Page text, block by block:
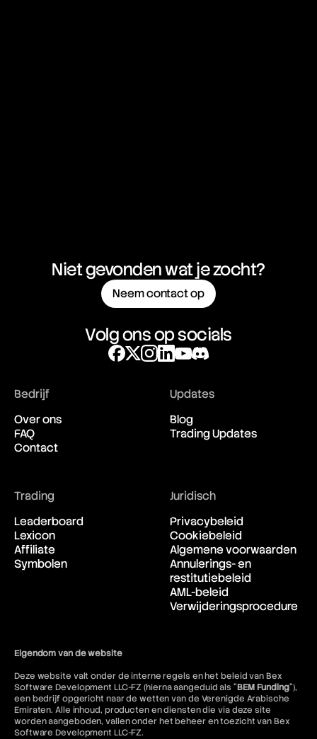
Niet gevonden wat je zocht?
Neem contact op
Volg ons op socials
Bedrijf
Over ons
FAQ
Contact
Updates
Blog
Trading Updates
Trading
Leaderboard
Lexicon
Affiliate
Symbolen
Juridisch
Privacybeleid
Cookiebeleid
Algemene voorwaarden
Annulerings- en
restitutiebeleid
AML-beleid
Verwijderingsprocedure
Eigendom van de website
Deze website valt onder de interne regels en het beleid van Bex
Software Development LLC-FZ (hierna aangeduid als "BEM Funding"),
een bedrijf opgericht naar de wetten van de Verenigde Arabische
Emiraten. Alle inhoud, producten en diensten die via deze site
worden aangeboden, vallen onder het beheer en toezicht van Bex
Software Development LLC-FZ.